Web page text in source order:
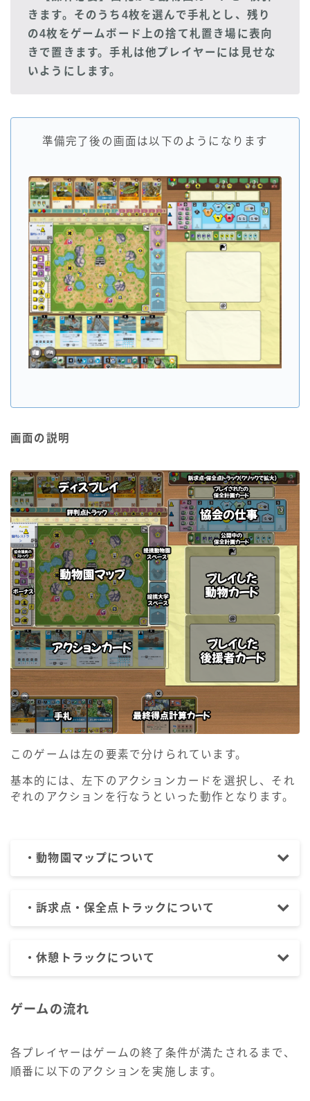
きます。そのうち4枚を選んで手札とし、残り
の4枚をゲームボード上の捨て札置き場に表向
きで置きます。手札は他プレイヤーには見せな
いようにします。
準備完了後の画面は以下のようになります
画面の説明
このゲームは左の要素で分けられています。
基本的には、左下のアクションカードを選択し、それ
ぞれのアクションを行なうといった動作となります。
・動物園マップについて
・訴求点・保全点トラックについて
・休憩トラックについて
ゲームの流れ
各プレイヤーはゲームの終了条件が満たされるまで、
順番に以下のアクションを実施します。